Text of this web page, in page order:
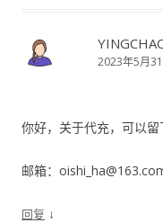
2023年5月
你好，关于代充，可以
邮箱：
回复 ↓